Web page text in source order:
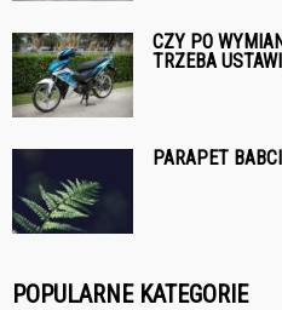
CZY PO
TRZEBA
PARAPET BABCI
POPULARNE KATEGORIE